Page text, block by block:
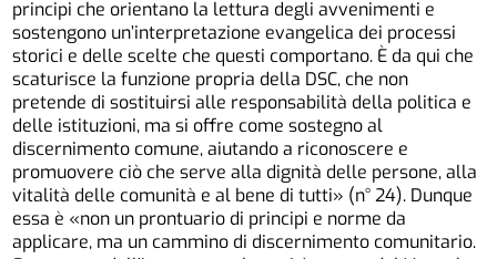
principi che orientano la lettura degli avvenimenti e
sostengono un’interpretazione evangelica dei processi
storici e delle scelte che questi comportano. È da qui che
scaturisce la funzione propria della DSC, che non
pretende di sostituirsi alle responsabilità della politica e
delle istituzioni, ma si offre come sostegno al
discernimento comune, aiutando a riconoscere e
promuovere ciò che serve alla dignità delle persone, alla
vitalità delle comunità e al bene di tutti» (n° 24). Dunque
essa è «non un prontuario di principi e norme da
applicare, ma un cammino di discernimento comunitario.